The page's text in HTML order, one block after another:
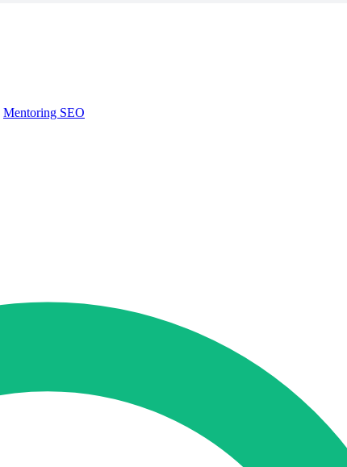
Mentoring SEO